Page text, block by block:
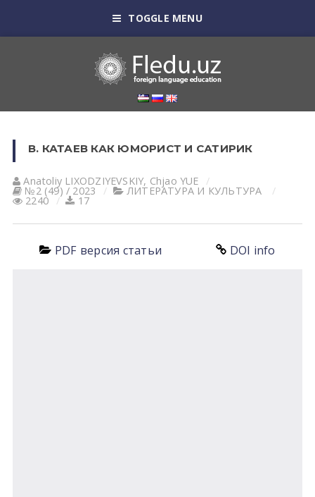
TOGGLE MENU
В. КАТАЕВ КАК ЮМОРИСТ И САТИРИК
Anatoliy LIXODZIYEVSKIY, Chjao YUE
№2 (49) / 2023 ЛИТЕРАТУРА И КУЛЬТУРА
2240 17
PDF версия статьи DOI info